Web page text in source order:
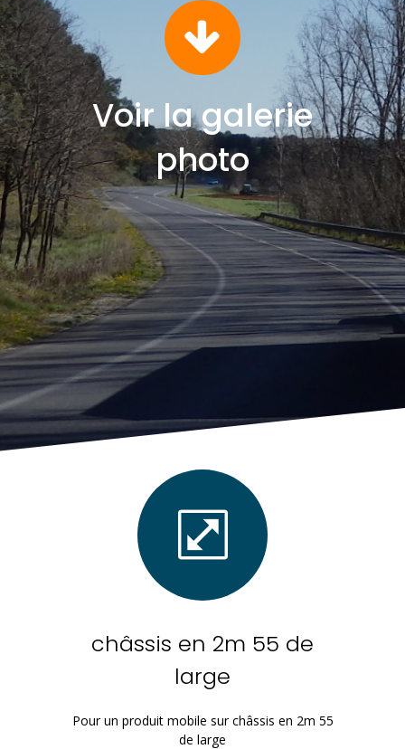
Voir la galerie
photo
châssis en 2m 55 de
large
Pour un produit mobile sur châssis en 2m 55
de large